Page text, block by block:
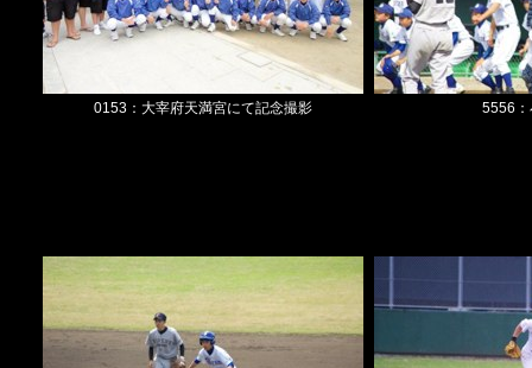
0153：大宰府天満宮にて記念撮影 5556：